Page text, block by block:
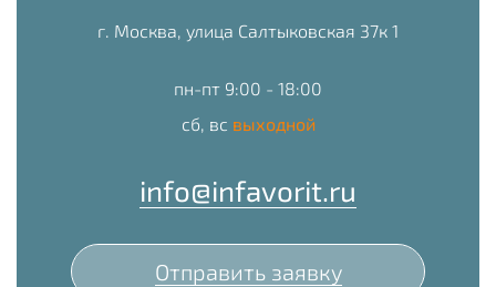
г. Москва, улица Салтыковская 37к 1
пн-пт 9:00 - 18:00
сб, вс выходной
info@infavorit.ru
Отправить заявку